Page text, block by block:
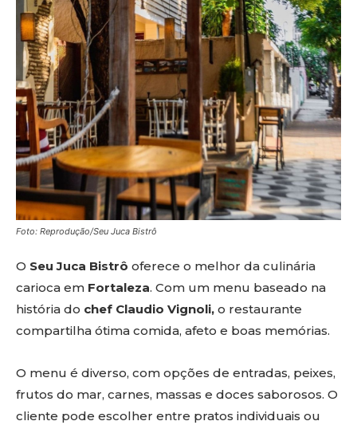
Foto: Reprodução/Seu Juca Bistrô
O Seu Juca Bistrô oferece o melhor da culinária
carioca em Fortaleza. Com um menu baseado na
história do chef Claudio Vignoli, o restaurante
compartilha ótima comida, afeto e boas memórias.
O menu é diverso, com opções de entradas, peixes,
frutos do mar, carnes, massas e doces saborosos. O
cliente pode escolher entre pratos individuais ou